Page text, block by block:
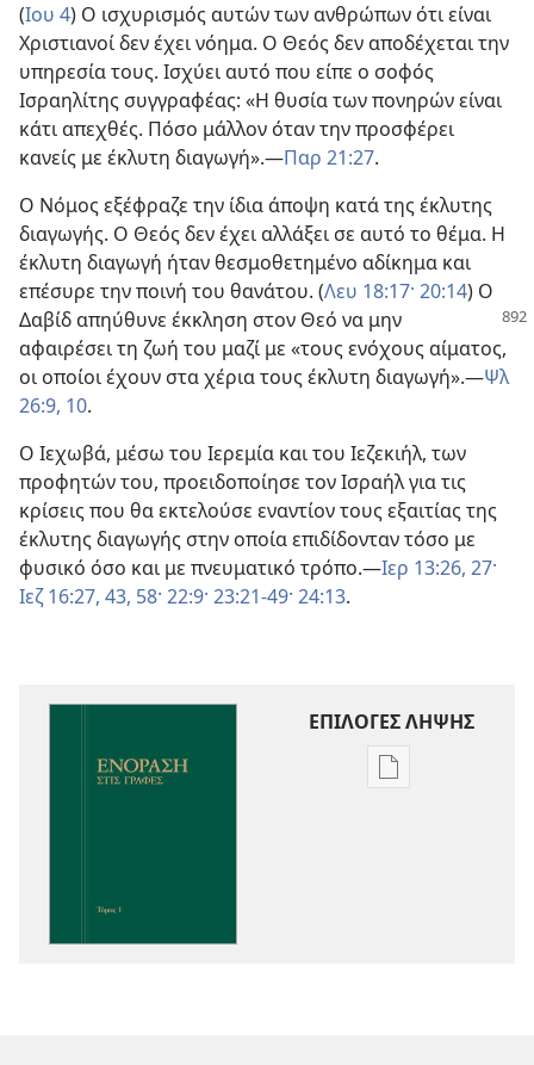
(Ιου 4) Ο ισχυρισμός αυτών των ανθρώπων ότι είναι
Χριστιανοί δεν έχει νόημα. Ο Θεός δεν αποδέχεται την
υπηρεσία τους. Ισχύει αυτό που είπε ο σοφός
Ισραηλίτης συγγραφέας: «Η θυσία των πονηρών είναι
κάτι απεχθές. Πόσο μάλλον όταν την προσφέρει
κανείς με έκλυτη διαγωγή».—Παρ 21:27.
Ο Νόμος εξέφραζε την ίδια άποψη κατά της έκλυτης
διαγωγής. Ο Θεός δεν έχει αλλάξει σε αυτό το θέμα. Η
έκλυτη διαγωγή ήταν θεσμοθετημένο αδίκημα και
επέσυρε την ποινή του θανάτου. (Λευ 18:17· 20:14) Ο
Δαβίδ απηύθυνε έκκληση στον Θεό να μην
αφαιρέσει τη ζωή του μαζί με «τους ενόχους αίματος,
οι οποίοι έχουν στα χέρια τους έκλυτη διαγωγή».—Ψλ
26:9, 10.
Ο Ιεχωβά, μέσω του Ιερεμία και του Ιεζεκιήλ, των
προφητών του, προειδοποίησε τον Ισραήλ για τις
κρίσεις που θα εκτελούσε εναντίον τους εξαιτίας της
έκλυτης διαγωγής στην οποία επιδίδονταν τόσο με
φυσικό όσο και με πνευματικό τρόπο.—Ιερ 13:26, 27·
Ιεζ 16:27, 43, 58· 22:9· 23:21-49· 24:13.
ΕΠΙΛΟΓΕΣ ΛΗΨΗΣ
Επιλογές